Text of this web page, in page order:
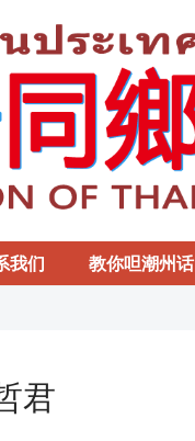
我们 教你呾潮州话
君